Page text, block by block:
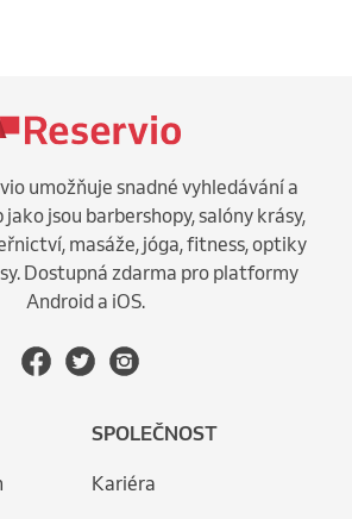
umožňuje snadné vyhledávání a
jsou barbershopy, salóny krásy,
masáže, jóga, fitness, optiky
Dostupná zdarma pro platformy
Android a iOS.
SPOLEČNOST
Kariéra